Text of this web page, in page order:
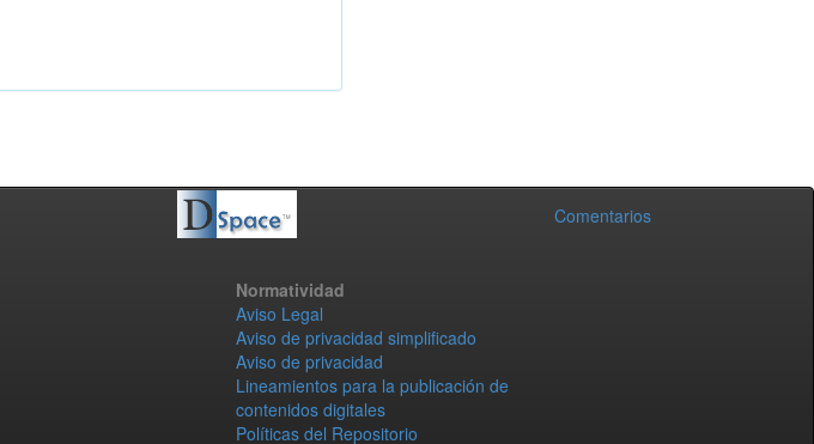
Comentarios
Normatividad
Aviso Legal
Aviso de privacidad simplificado
Aviso de privacidad
Lineamientos para la publicación de
contenidos digitales
Políticas del Repositorio